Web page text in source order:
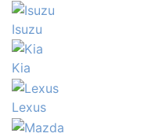
Isuzu
Kia
Lexus